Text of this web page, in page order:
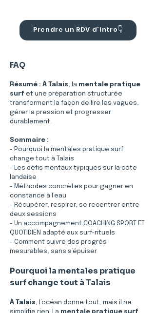
Prendre un RDV d'Intro👇
FAQ
Résumé : À Talais, la mentale pratique
surf et une préparation structurée
transforment la façon de lire les vagues,
gérer la pression et progresser
durablement.
Sommaire :
- Pourquoi la mentales pratique surf
change tout à Talais
- Les défis mentaux typiques sur la côte
landaise
- Méthodes concrètes pour gagner en
constance à l’eau
- Récupérer, respirer, se recentrer entre
deux sessions
- Un accompagnement COACHING SPORT ET
QUOTIDIEN adapté aux surf-rituels
- Comment suivre des progrès
mesurables, sans s’épuiser
Pourquoi la mentales pratique
surf change tout à Talais
À Talais, l’océan donne tout, mais il ne